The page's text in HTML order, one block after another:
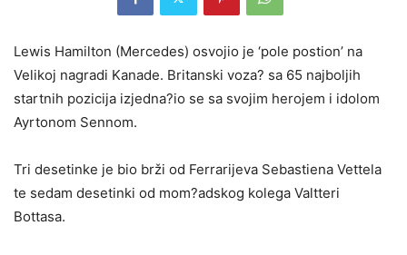
Lewis Hamilton (Mercedes) osvojio je ‘pole postion’ na
Velikoj nagradi Kanade. Britanski voza? sa 65 najboljih
startnih pozicija izjedna?io se sa svojim herojem i idolom
Ayrtonom Sennom.
Tri desetinke je bio brži od Ferrarijeva Sebastiena Vettela
te sedam desetinki od mom?adskog kolega Valtteri
Bottasa.